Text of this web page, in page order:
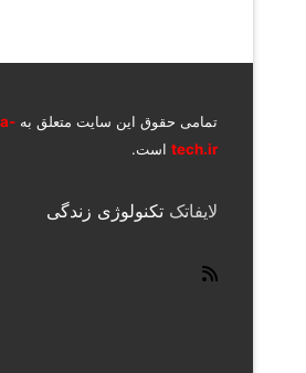
تمامی حقوق این سایت متعلق به
tech.ir است.
لایفاتک تکنولوژی زندگی